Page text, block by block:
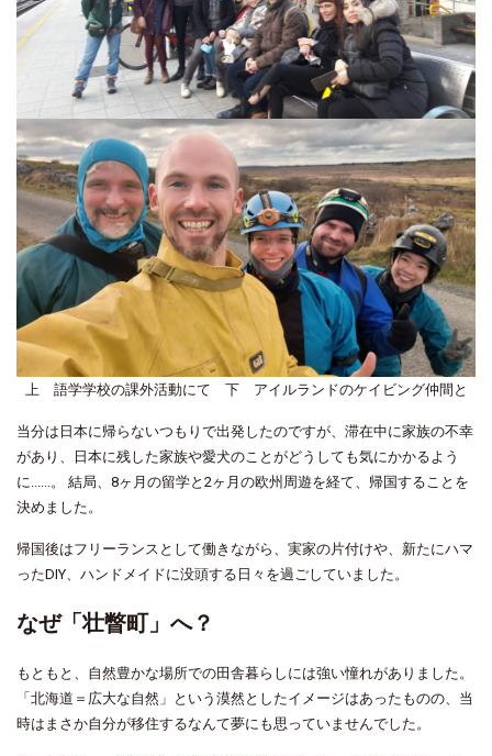
上 語学学校の課外活動にて 下 アイルランドのケイビング仲間と
当分は日本に帰らないつもりで出発したのですが、滞在中に家族の不幸
があり、日本に残した家族や愛犬のことがどうしても気にかかるよう
に......。 結局、8ヶ月の留学と2ヶ月の欧州周遊を経て、帰国することを
決めました。
帰国後はフリーランスとして働きながら、実家の片付けや、新たにハマ
ったDIY、ハンドメイドに没頭する日々を過ごしていました。
なぜ「壮瞥町」へ？
もともと、自然豊かな場所での田舎暮らしには強い憧れがありました。
「北海道＝広大な自然」という漠然としたイメージはあったものの、当
時はまさか自分が移住するなんて夢にも思っていませんでした。